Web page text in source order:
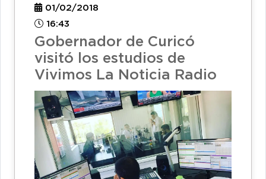
01/02/2018
16:43
Gobernador de Curicó
visitó los estudios de
Vivimos La Noticia Radio